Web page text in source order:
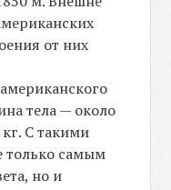
от них
тела — около
С такими
только самым
но и